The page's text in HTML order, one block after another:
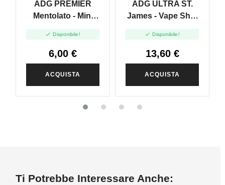
ADG PREMIER
Mentolato - Mini
 Disponibile!
6,00 €
ACQUISTA
ADG ULTRA ST.
James - Vape Shot
 Disponibile!
13,60 €
ACQUISTA
Ti Potrebbe Interessare Anche: